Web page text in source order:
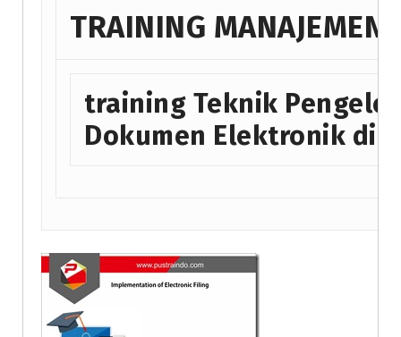
TRAINING MANAJEMEN
training Teknik
Dokumen Elektronik di